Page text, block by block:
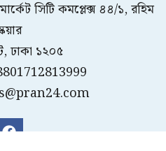
সিটি কমপ্লেক্স ৪৪/১, রহিম
ঢাকা ১২০৫